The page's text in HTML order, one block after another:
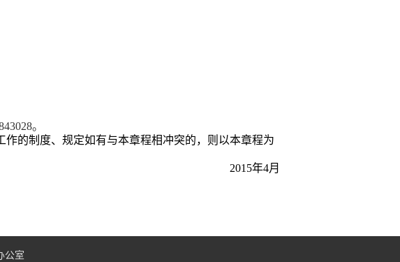
。
的制度、规定如有与本章程相冲突的，则以本章程为
2015年4月
公室